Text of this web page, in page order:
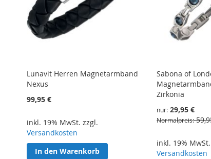
Lunavit Herren Magnetarmband
Nexus
99,95 €
inkl. 19% MwSt. zzgl.
Versandkosten
In den Warenkorb
Sabona of
Zirkonia
nur 29,95 €
Normalpreis
inkl. 19%
Versandkosten